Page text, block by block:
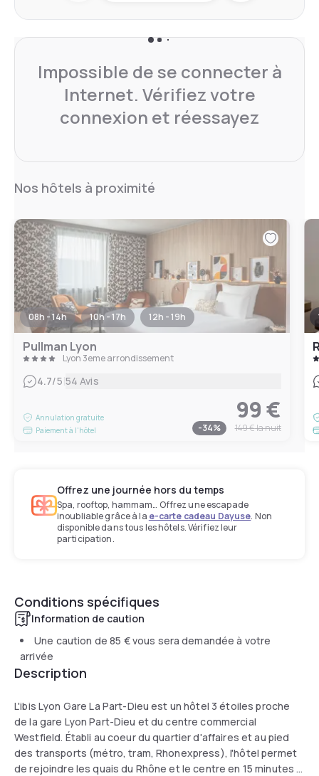
Impossible de se connecter à
Internet. Vérifiez votre
connexion et réessayez
Nos hôtels à proximité
08h - 14h 10h - 17h 12h - 19h
Pullman Lyon
Lyon 3eme arrondissement
4.7/5|54 Avis
Annulation gratuite
Paiement à l'hôtel
99 €
-34% 149 €la nuit
Offrez une journée hors du temps
Spa, rooftop, hammam… Offrez une escapade
inoubliable grâce à la e-carte cadeau Dayuse. Non
disponible dans tous les hôtels. Vérifiez leur
participation.
Conditions spécifiques
Information de caution
Une caution de85 €vous sera demandée à votre
arrivée
Description
L'ibis Lyon Gare La Part-Dieu est un hôtel 3 étoiles proche
de la gare Lyon Part-Dieu et du centre commercial
Westfield. Établi au coeur du quartier d'affaires et au pied
des transports (métro, tram, Rhonexpress), l'hôtel permet
de rejoindre les quais du Rhône et le centre en 15 minutes à